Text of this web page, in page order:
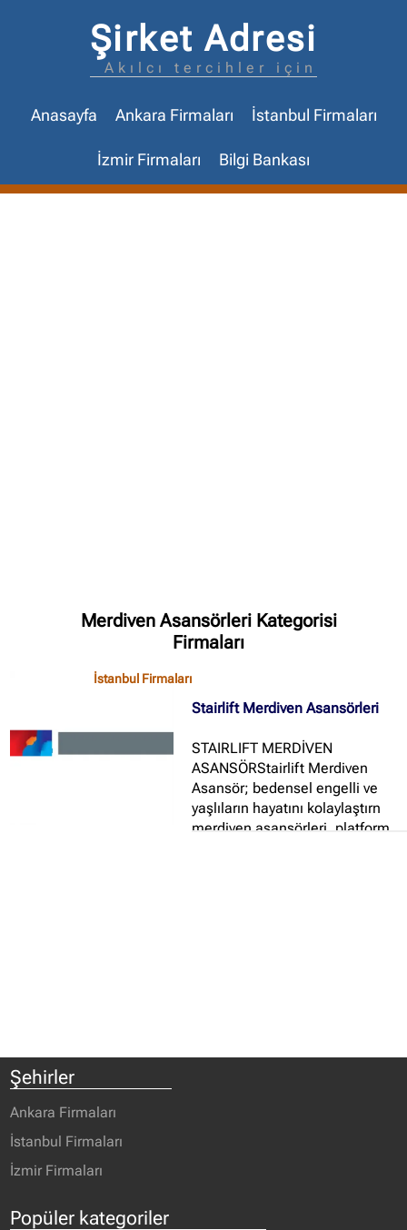
Şirket Adresi
Akılcı tercihler için
Anasayfa Ankara Firmaları İstanbul Firmaları
İzmir Firmaları Bilgi Bankası
Merdiven Asansörleri Kategorisi
Firmaları
İstanbul Firmaları
Stairlift Merdiven Asansörleri
STAIRLIFT MERDİVEN
ASANSÖRStairlift Merdiven
Asansör; bedensel engelli ve
yaşlıların hayatını kolaylaştırn
merdiven asansörleri, platform
Şehirler
Ankara Firmaları
İstanbul Firmaları
İzmir Firmaları
Popüler kategoriler
Ankara Firmaları(672)